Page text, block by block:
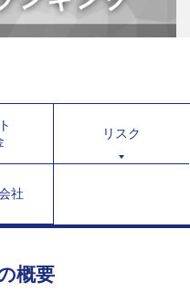
リスク
社
概要